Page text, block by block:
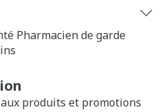
Pharmacien de garde
produits et promotions